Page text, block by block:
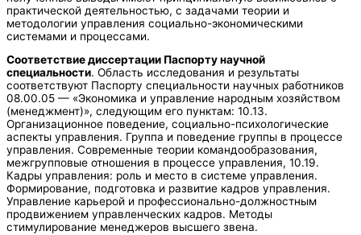
практической деятельностью, с задачами теории и
методологии управления социально-экономическими
системами и процессами.
Соответствие диссертации Паспорту научной
специальности. Область исследования и результаты
соответствуют Паспорту специальности научных работников
08.00.05 — «Экономика и управление народным хозяйством
(менеджмент)», следующим его пунктам: 10.13.
Организационное поведение, социально-психологические
аспекты управления. Группа и поведение группы в процессе
управления. Современные теории командообразования,
межгрупповые отношения в процессе управления, 10.19.
Кадры управления: роль и место в системе управления.
Формирование, подготовка и развитие кадров управления.
Управление карьерой и профессионально-должностным
продвижением управленческих кадров. Методы
стимулирование менеджеров высшего звена.